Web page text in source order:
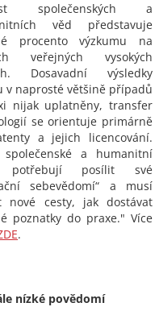
společenských a
věd představuje
procento výzkumu na
veřejných vysokých
Dosavadní výsledky
v naprosté většině případů
nijak uplatněny, transfer
se orientuje primárně
a jejich licencování.
a humanitní
potřebují posílit své
sebevědomí“ a musí
nové cesty, jak dostávat
poznatky do praxe." Více
.
nízké povědomí